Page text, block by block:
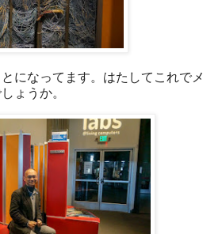
になってます。はたしてこれでメ
ょうか。